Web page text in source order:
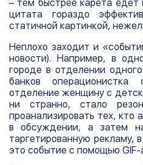
– тем быстрее карета едет
цитата гораздо
статичной картинкой,
Неплохо заходит и
новости). Например, в
городе в отделении
банков операционистка
отделение женщину с
ни странно, стало
проанализировать тех, кто
в обсуждении, а затем
таргетированную рекламу,
это событие с помощью